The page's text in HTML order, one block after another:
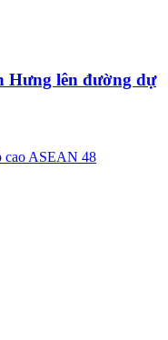
lên đường dự
cao ASEAN 48